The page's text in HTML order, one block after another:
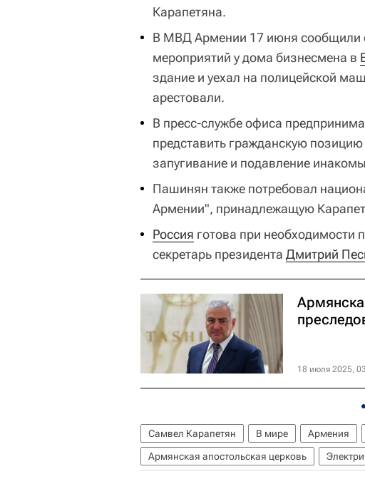
Карапетяна.
В МВД Армении 17 июня сообщили
мероприятий у дома бизнесмена в
здание и уехал на полицейской
арестовали.
В пресс-службе офиса
представить гражданскую
запугивание и подавление
Пашинян также потребовал
Армении", принадлежащую
Россия готова при необходимости
секретарь президента Дмитрий
18 июля 2025,
Самвел Карапетян В мире Армения
Армянская апостольская церковь